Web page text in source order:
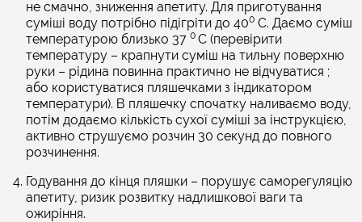
не смачно, зниження апетиту. Для приготування
суміші воду потрібно підігріти до 400 С. Даємо суміш
температурою близько 37 0 С (перевірити
температуру – крапнути суміш на тильну поверхню
руки – рідина повинна практично не відчуватися ;
або користуватися пляшечками з індикатором
температури). В пляшечку спочатку наливаємо воду,
потім додаємо кількість сухої суміші за інструкцією,
активно струшуємо розчин 30 секунд до повного
розчинення.
Годування до кінця пляшки – порушує саморегуляцію
апетиту, ризик розвитку надлишкової ваги та
ожиріння.